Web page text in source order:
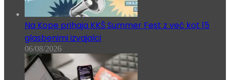
Na Kope prihaja KKŠ Summer Fest z več kot 15
glasbenimi izvajalci
06/08/2026